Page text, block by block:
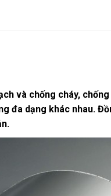
và chống cháy,
đa dạng khác nhau.